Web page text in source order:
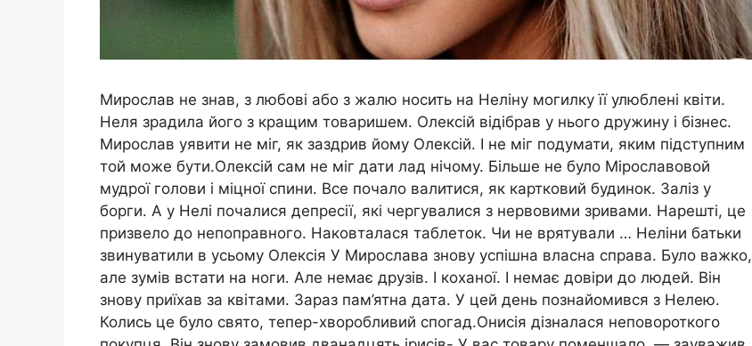
Мирослав не знав, з любові або з жалю носить на Неліну могилку її улюблені квіти.
Неля зрадила його з кращим товаришем. Олексій відібрав у нього дружину і бізнес.
Мирослав уявити не міг, як заздрив йому Олексій. І не міг подумати, яким підступним
той може бути.Олексій сам не міг дати лад нічому. Більше не було Мірославовой
мудрої голови і міцної спини. Все почало валитися, як картковий будинок. Заліз у
борги. А у Нелі почалися депресії, які чергувалися з нервовими зривами. Нарешті, це
призвело до непоправного. Наковталася таблеток. Чи не врятували … Неліни батьки
звинуватили в усьому Олексія У Мирослава знову успішна власна справа. Було важко,
але зумів встати на ноги. Але немає друзів. І коханої. І немає довіри до людей. Він
знову приїхав за квітами. Зараз пам’ятна дата. У цей день познайомився з Нелею.
Колись це було свято, тепер-хворобливий спогад.Онисія дізналася неповороткого